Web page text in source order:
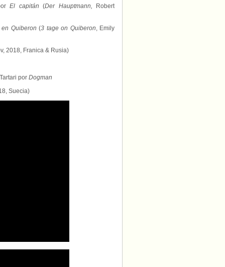
El capitán (Der Hauptmann, Robert
en Quiberon (3 tage on Quiberon, Emily
2018, Franica & Rusia)
por Dogman
Suecia)